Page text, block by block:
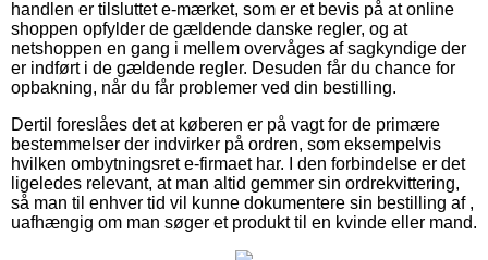
handlen er tilsluttet e-mærket, som er et bevis på at online
shoppen opfylder de gældende danske regler, og at
netshoppen en gang i mellem overvåges af sagkyndige der
er indført i de gældende regler. Desuden får du chance for
opbakning, når du får problemer ved din bestilling.
Dertil foreslåes det at køberen er på vagt for de primære
bestemmelser der indvirker på ordren, som eksempelvis
hvilken ombytningsret e-firmaet har. I den forbindelse er det
ligeledes relevant, at man altid gemmer sin ordrekvittering,
så man til enhver tid vil kunne dokumentere sin bestilling af ,
uafhængig om man søger et produkt til en kvinde eller mand.